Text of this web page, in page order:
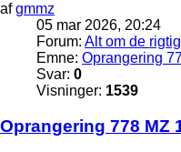
afgmmz
05 mar 2026, 20:24
Forum: Alt om de
Emne: Oprangering
Svar: 0
Visninger: 1539
Oprangering 778 MZ